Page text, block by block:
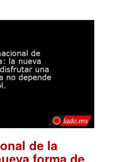
de la
forma de